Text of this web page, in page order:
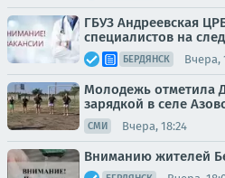
ГБУЗ Андреевская
специалистов на
БЕРДЯНСК Вчера,
Молодежь отметила
зарядкой в селе
СМИ Вчера, 18:24
Вниманию жителей